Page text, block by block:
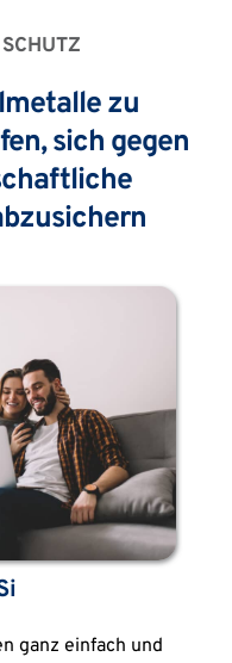
zu
sich gegen
ganz einfach und